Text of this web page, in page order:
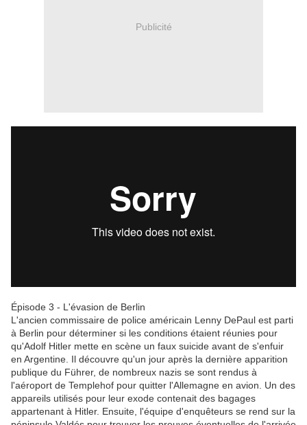
Publicité
Épisode 3 - L'évasion de Berlin
L'ancien commissaire de police américain Lenny DePaul est parti
à Berlin pour déterminer si les conditions étaient réunies pour
qu'Adolf Hitler mette en scène un faux suicide avant de s'enfuir
en Argentine. Il découvre qu'un jour après la dernière apparition
publique du Führer, de nombreux nazis se sont rendus à
l'aéroport de Templehof pour quitter l'Allemagne en avion. Un des
appareils utilisés pour leur exode contenait des bagages
appartenant à Hitler. Ensuite, l'équipe d'enquêteurs se rend sur la